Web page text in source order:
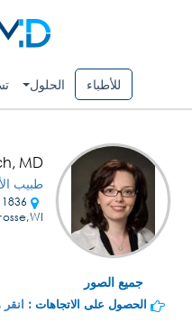
للأطباء الحلول
جميع الصور
MD
طبيب
الحصول على الاتجاهات : انقر